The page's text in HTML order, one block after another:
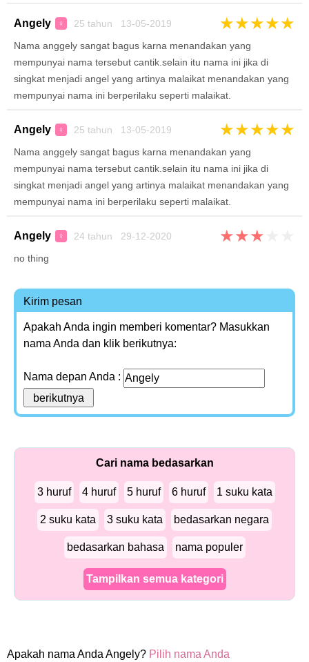
Angely ♀ 25 tahun 13-05-2019 ★★★★★
Nama anggely sangat bagus karna menandakan yang
mempunyai nama tersebut cantik.selain itu nama ini jika di
singkat menjadi angel yang artinya malaikat menandakan yang
mempunyai nama ini berperilaku seperti malaikat.
Angely ♀ 25 tahun 13-05-2019 ★★★★★
Nama anggely sangat bagus karna menandakan yang
mempunyai nama tersebut cantik.selain itu nama ini jika di
singkat menjadi angel yang artinya malaikat menandakan yang
mempunyai nama ini berperilaku seperti malaikat.
Angely ♀ 24 tahun 29-12-2020 ★★★
no thing
Kirim pesan
Apakah Anda ingin memberi komentar? Masukkan
nama Anda dan klik berikutnya:
Nama depan Anda :
Cari nama bedasarkan
3 huruf 4 huruf 5 huruf 6 huruf 1 suku kata
2 suku kata 3 suku kata bedasarkan negara
bedasarkan bahasa nama populer
Tampilkan semua kategori
Apakah nama Anda Angely? Pilih nama Anda